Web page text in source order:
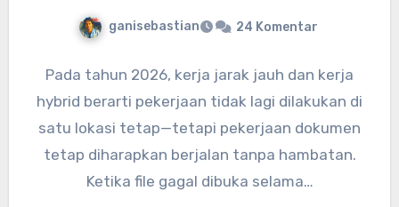
ganisebastian 24 Komentar
Pada tahun 2026, kerja jarak jauh dan kerja
hybrid berarti pekerjaan tidak lagi dilakukan di
satu lokasi tetap—tetapi pekerjaan dokumen
tetap diharapkan berjalan tanpa hambatan.
Ketika file gagal dibuka selama…